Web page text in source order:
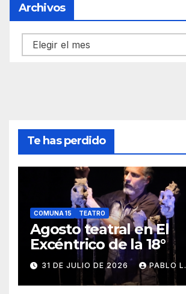
Archivos
Archivos
Te has perdido
COMUNA 15 TEATRO
Agosto teatral en El
Excéntrico de la 18°
31 DE JULIO DE 2026 PABLO L.